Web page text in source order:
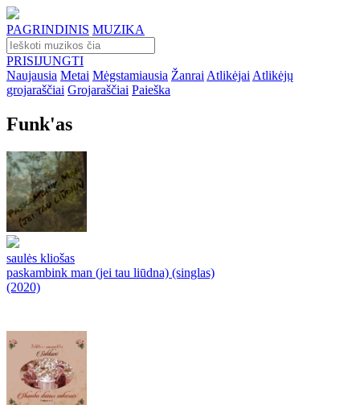
PAGRINDINIS MUZIKA
PRISIJUNGTI
Naujausia Metai Mėgstamiausia Žanrai Atlikėjai Atlikėjų
grojaraščiai Grojaraščiai Paieška
Funk'as
saulės kliošas
paskambink man (jei tau liūdna) (singlas)
(2020)